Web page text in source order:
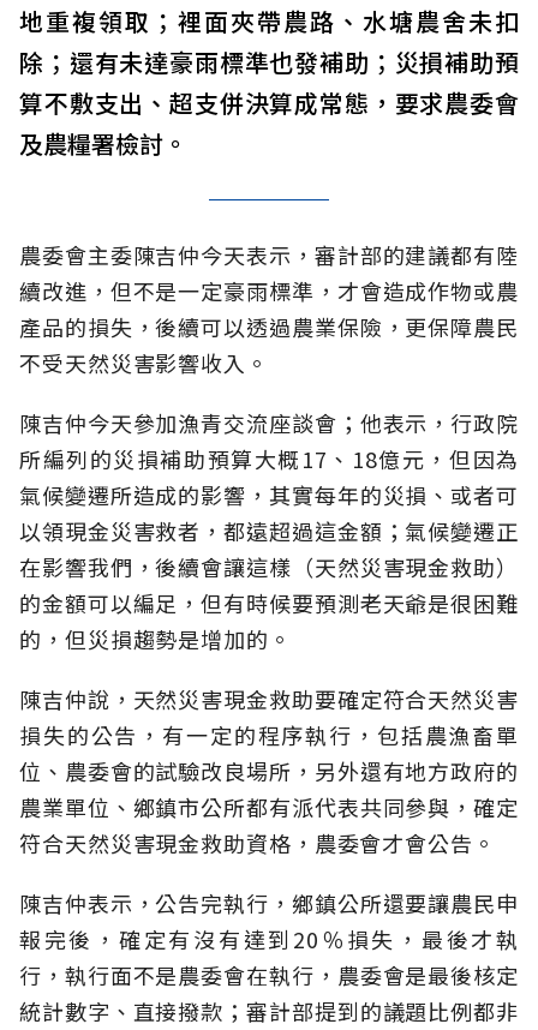
地重複領取；裡面夾帶農路、水塘農舍未扣
除；還有未達豪雨標準也發補助；災損補助預
算不敷支出、超支併決算成常態，要求農委會
及農糧署檢討。
農委會主委陳吉仲今天表示，審計部的建議都有陸
續改進，但不是一定豪雨標準，才會造成作物或農
產品的損失，後續可以透過農業保險，更保障農民
不受天然災害影響收入。
陳吉仲今天參加漁青交流座談會；他表示，行政院
所編列的災損補助預算大概17、18億元，但因為
氣候變遷所造成的影響，其實每年的災損、或者可
以領現金災害救者，都遠超過這金額；氣候變遷正
在影響我們，後續會讓這樣（天然災害現金救助）
的金額可以編足，但有時候要預測老天爺是很困難
的，但災損趨勢是增加的。
陳吉仲說，天然災害現金救助要確定符合天然災害
損失的公告，有一定的程序執行，包括農漁畜單
位、農委會的試驗改良場所，另外還有地方政府的
農業單位、鄉鎮市公所都有派代表共同參與，確定
符合天然災害現金救助資格，農委會才會公告。
陳吉仲表示，公告完執行，鄉鎮公所還要讓農民申
報完後，確定有沒有達到20％損失，最後才執
行，執行面不是農委會在執行，農委會是最後核定
統計數字、直接撥款；審計部提到的議題比例都非